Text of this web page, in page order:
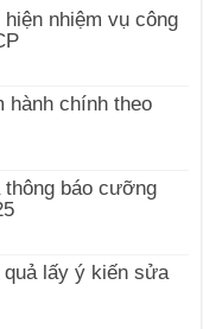
nhiệm vụ công
hành chính theo
báo cưỡng
lấy ý kiến sửa